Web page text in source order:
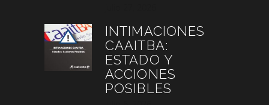
INTIMACIONES
CAAITBA:
ESTADO Y
ACCIONES
POSIBLES